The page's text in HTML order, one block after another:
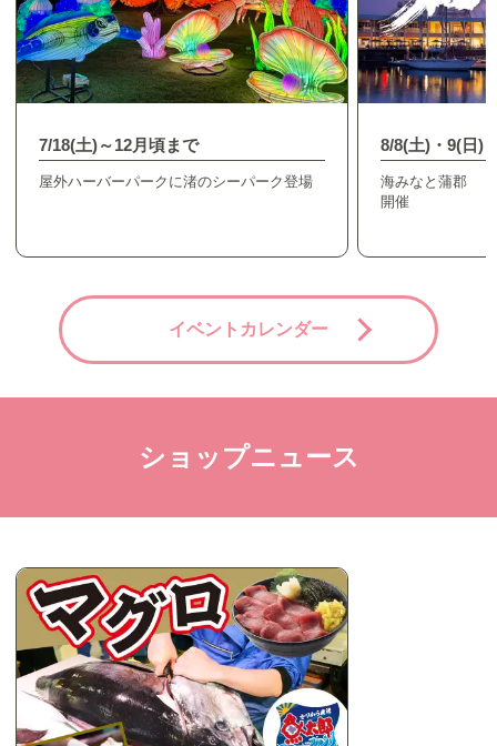
7/18(土)～12月頃まで
屋外ハーバーパークに渚のシーパーク登場
8/8(土)・9(日)
海みなと蒲郡 「
開催
イベントカレンダー
ショップニュース